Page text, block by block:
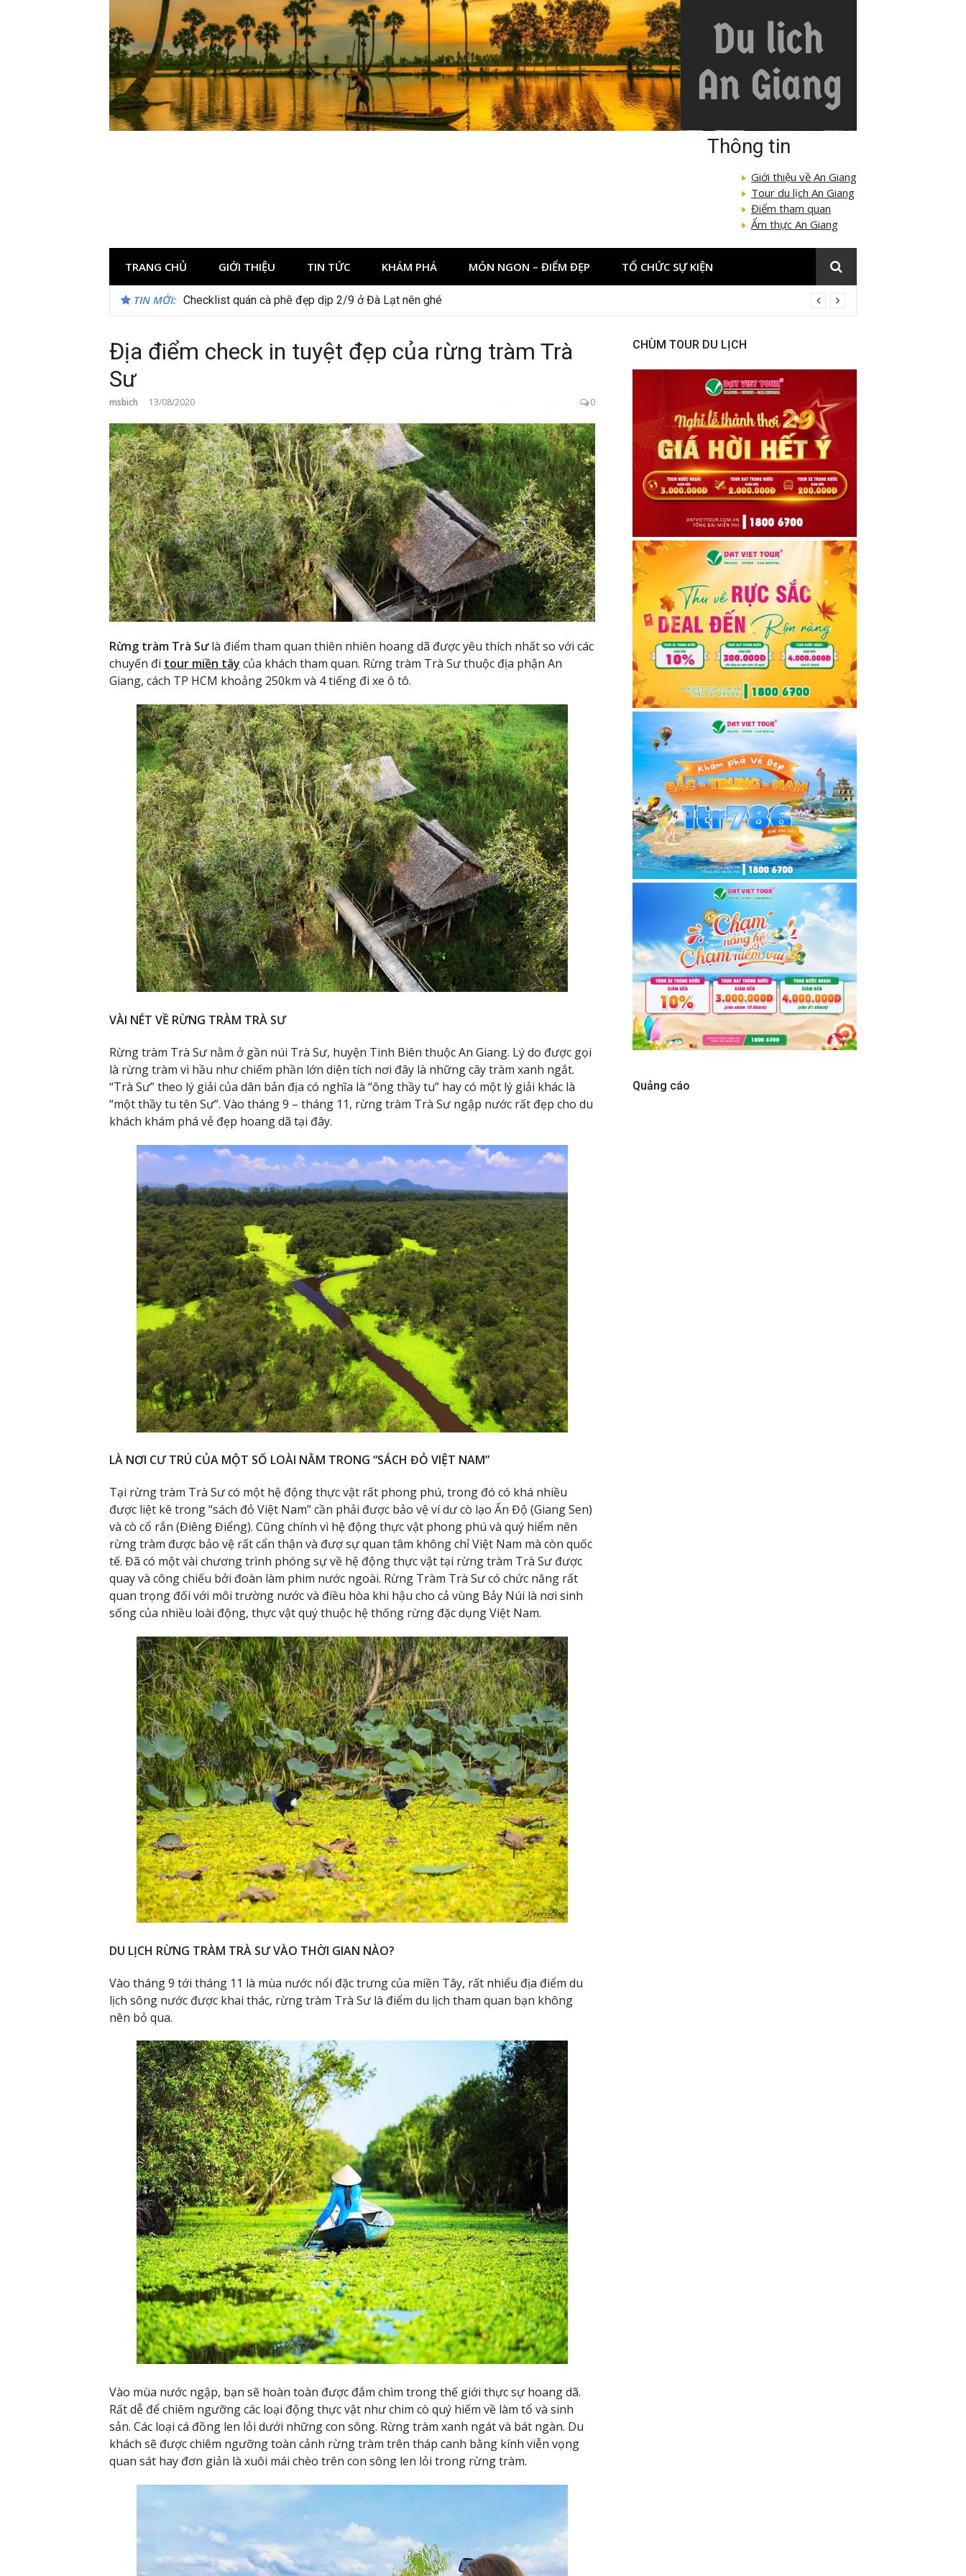
Thông tin
Giới thiệu về An Giang
Tour du lịch An Giang
Điểm tham quan
Ẩm thực An Giang
TRANG CHỦ GIỚI THIỆU TIN TỨC KHÁM PHÁ MÓN NGON – ĐIỂM ĐẸP TỔ CHỨC SỰ KIỆN
TIN MỚI: Checklist quán cà phê đẹp dịp 2/9 ở Đà Lạt nên ghé
Địa điểm check in tuyệt đẹp của rừng tràm Trà
Sư
msbich 13/08/2020 0
Rừng tràm Trà Sưlà điểm tham quan thiên nhiên hoang dã được yêu thích nhất so với các
chuyến đi tour miền tây của khách tham quan. Rừng tràm Trà Sư thuộc địa phận An
Giang, cách TP HCM khoảng 250km và 4 tiếng đi xe ô tô.
VÀI NÉT VỀ RỪNG TRÀM TRÀ SƯ
Rừng tràm Trà Sư nằm ở gần núi Trà Sư, huyện Tinh Biên thuộc An Giang. Lý do được gọi
là rừng tràm vì hầu như chiếm phần lớn diện tích nơi đây là những cây tràm xanh ngắt.
“Trà Sư” theo lý giải của dân bản địa có nghĩa là “ông thầy tu” hay có một lý giải khác là
“một thầy tu tên Sư”. Vào tháng 9 – tháng 11, rừng tràm Trà Sư ngập nước rất đẹp cho du
khách khám phá vẻ đẹp hoang dã tại đây.
LÀ NƠI CƯ TRÚ CỦA MỘT SỐ LOÀI NẰM TRONG “SÁCH ĐỎ VIỆT NAM”
Tại rừng tràm Trà Sư có một hệ động thực vật rất phong phú, trong đó có khá nhiều
được liệt kê trong “sách đỏ Việt Nam” cần phải được bảo vệ ví dư cò lạo Ấn Độ (Giang Sen)
và cò cổ rắn (Điêng Điểng). Cũng chính vì hệ động thực vật phong phú và quý hiểm nên
rừng tràm được bảo vệ rất cẩn thận và đượ sự quan tâm không chỉ Việt Nam mà còn quốc
tế. Đã có một vài chương trình phóng sự về hệ động thực vật tại rừng tràm Trà Sư được
quay và công chiếu bởi đoàn làm phim nước ngoài. Rừng Tràm Trà Sư có chức năng rất
quan trọng đối với môi trường nước và điều hòa khi hậu cho cả vùng Bảy Núi là nơi sinh
sống của nhiều loài động, thực vật quý thuộc hệ thống rừng đặc dụng Việt Nam.
DU LỊCH RỪNG TRÀM TRÀ SƯ VÀO THỜI GIAN NÀO?
Vào tháng 9 tới tháng 11 là mùa nước nổi đặc trưng của miền Tây, rất nhiểu địa điểm du
lịch sông nước được khai thác, rừng tràm Trà Sư là điểm du lịch tham quan bạn không
nên bỏ qua.
Vào mùa nước ngập, bạn sẽ hoàn toàn được đắm chìm trong thế giới thực sự hoang dã.
Rất dễ để chiêm ngưỡng các loại động thực vật như chim cò quý hiếm về làm tổ và sinh
sản. Các loại cá đồng len lỏi dưới những con sông. Rừng tràm xanh ngát và bát ngàn. Du
khách sẽ được chiêm ngưỡng toàn cảnh rừng tràm trên tháp canh bằng kính viễn vọng
quan sát hay đơn giản là xuôi mái chèo trên con sông len lỏi trong rừng tràm.
CHÙM TOUR DU LỊCH
Quảng cáo